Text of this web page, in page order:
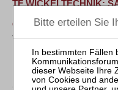
TF WICKELTECHNIK:
GEPRÜFT
Tobias Hirte von
Insolvenzverwalter
16.05.2025